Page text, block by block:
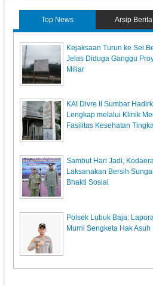
Top News Arsip Berita
Kejaksaan Turun ke Sei
Jelas Diduga Ganggu
Miliar
KAI Divre II Sumbar
Lengkap melalui Klinik
Fasilitas Kesehatan
Sambut Hari Jadi,
Laksanakan Bersih
Bhakti Sosial
Polsek Lubuk Baja:
Murni Sengketa Hak Asuh